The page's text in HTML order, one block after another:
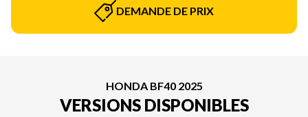
DEMANDE DE PRIX
HONDA BF40 2025
VERSIONS DISPONIBLES